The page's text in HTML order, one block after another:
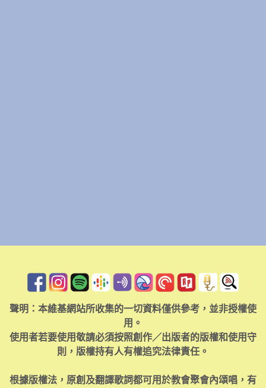
聲明：本維基網站所收集的一切資料僅供參考，並非授權使
用。
使用者若要使用敬請必須按照創作／出版者的版權和使用守
則，版權持有人有權追究法律責任。
根據版權法，原創及翻譯歌詞都可用於教會聚會內頌唱，有